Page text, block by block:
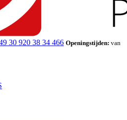
30 920 38 34 466 Openingstijden: van